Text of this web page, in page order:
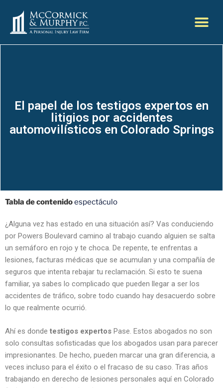
El papel de los testigos expertos en
litigios por accidentes
automovilísticos en Colorado Springs
Tabla de contenidoespectáculo
¿Alguna vez has estado en una situación así? Vas conduciendo
por Powers Boulevard camino al trabajo cuando alguien se salta
un semáforo en rojo y te choca. De repente, te enfrentas a
lesiones, facturas médicas que se acumulan y una compañía de
seguros que intenta rebajar tu reclamación. Si esto te suena
familiar, ya sabes lo complicado que pueden llegar a ser los
accidentes de tráfico, sobre todo cuando hay desacuerdo sobre
lo que realmente ocurrió.
Ahí es donde testigos expertos Pase. Estos abogados no son
solo consultas sofisticadas que los abogados usan para parecer
impresionantes. De hecho, pueden marcar una gran diferencia, a
veces incluso para el éxito o el fracaso de su caso. Tras años
trabajando en derecho de lesiones personales aquí en Colorado